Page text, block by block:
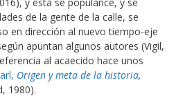
y ésta se popularice, y se
de la gente de la calle, se
en dirección al nuevo tiempo-eje
apuntan algunos autores (Vigil,
al acaecido hace unos
Origen y meta de la historia,
1980).